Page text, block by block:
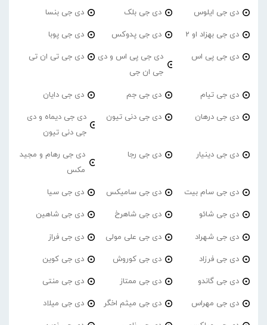
دی جی ایلوس دی جی بلک دی جی بنسا
دی جی بهزاد او 2 دی جی پدوکس دی جی پوبا
دی جی پی اس
دی جی پی اس و دی
جی ان جی
دی جی تی ان تی
دی جی تیام دی جی جم دی جی دایان
دی جی درهان دی جی دنی تیون
دی جی دیماه و دی
جی دنی تیون
دی جی دینیار دی جی رجا
دی جی رهام و مجید
مکس
دی جی سام بیت دی جی سامیکس دی جی سیا
دی جی شائو دی جی شاهرخ دی جی شاهین
دی جی شهراد دی جی علی مولی دی جی فراز
دی جی فرزاد دی جی کوروش دی جی کوین
دی جی گاندو دی جی ممتاز دی جی منتی
دی جی مهراس دی جی میثم اخگر دی جی میلاد